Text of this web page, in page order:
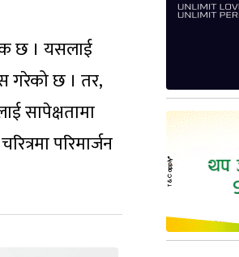
छ । यसलाई
गरेको छ । तर,
सापेक्षतामा
परिमार्जन